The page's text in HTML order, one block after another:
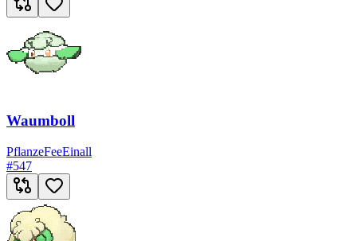
Waumboll
PflanzeFeeEinall
#547